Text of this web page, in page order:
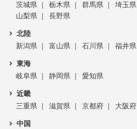
茨城県
栃木県 群馬県 埼玉県
山梨県
長野県
北陸
新潟県
富山県 石川県 福井県
東海
岐阜県
静岡県 愛知県
近畿
三重県
滋賀県 京都府 大阪府
中国